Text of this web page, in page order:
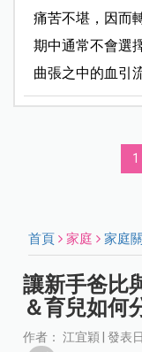
痛苦不堪，因而
期中通常不會選
曲張之中的血引
1
首頁 家庭 家庭
讓新手爸比
＆育兒如何
作者： 江宜穎 | 發表